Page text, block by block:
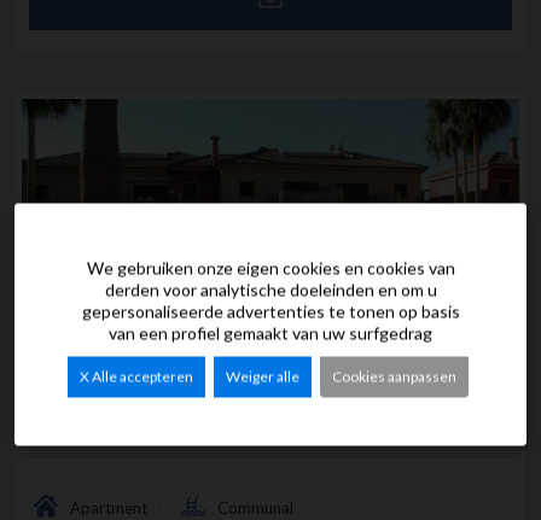
Apartment Communal
We gebruiken onze eigen cookies en cookies van
derden voor analytische doeleinden en om u
gepersonaliseerde advertenties te tonen op basis
van een profiel gemaakt van uw surfgedrag
X Alle accepteren Weiger alle Cookies aanpassen